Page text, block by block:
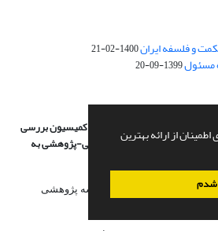
از ارائه بهترین
شدم
و فلسفه ایران1400-02-21
1399-09-20
بررسی
تحقیقات و فناوری درجه علمی‌-پژوهشیبه
جاویدان خرد اعطا گردید.
آدرس : تهــران، خ نوفل لوشاتو، خ آراکلیان، شماره 4،‌ مؤسسه پژوهشی